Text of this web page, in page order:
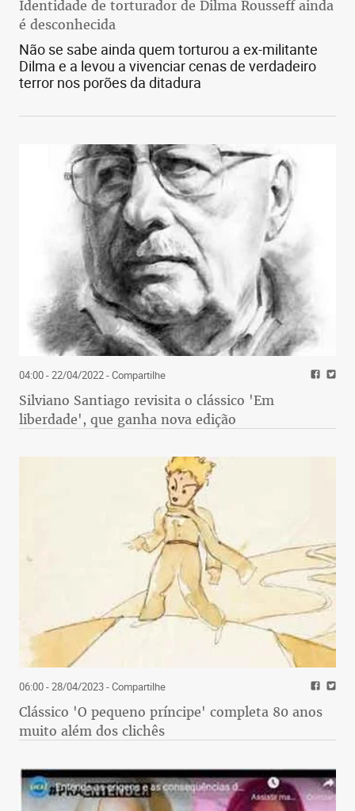
Identidade de torturador de Dilma Rousseff ainda
é desconhecida
Não se sabe ainda quem torturou a ex-militante
Dilma e a levou a vivenciar cenas de verdadeiro
terror nos porões da ditadura
04:00 - 22/04/2022- Compartilhe
Silviano Santiago revisita o clássico 'Em
liberdade', que ganha nova edição
06:00 - 28/04/2023- Compartilhe
Clássico 'O pequeno príncipe' completa 80 anos
muito além dos clichês